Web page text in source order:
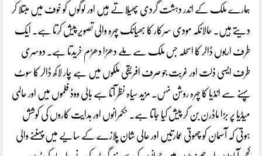
ہمارے ملک کے اندر دہشت گردی پھیلاتے ہیں اور لوگوں کو خوف میں مبتلا کر
دیتے ہیں۔ حالانکہ مودی سرکار کا بھیانک چہرہ والی تصویر پیش کرتا ہے۔ ایک
طرف اربوں ڈالر کا اسحلہ جس ملک سے ملے دھڑا دھڑم خریدتا ہے۔ دوسری
طرف ایسی ذلت اور غربت جو صرف افریقی ملکوں میں ہے چار لاکھ ڈالر کا سوٹ
پہنے سے انڈیا کا چہرہ روشن نہں۔ مزید سیاہ نظر آتا ہے بالی ووڈ فلموں میں اور عالمی
میڈیا پر بڑا ماڈرن بن کر پیش کیا جاتا ہے۔ حکمرانوں اور ہدایت کاروں کی کوشش
ہوتی کہ آسمان کو چھوتی عمارتیں اور عالی شان پلازے کے سایے میں پہننے والی